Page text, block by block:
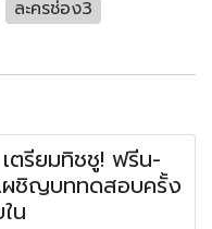
ละครช่อง3
ตรียมทิชชู! ฟรีน-
ผชิญบททดสอบครั้ง
น